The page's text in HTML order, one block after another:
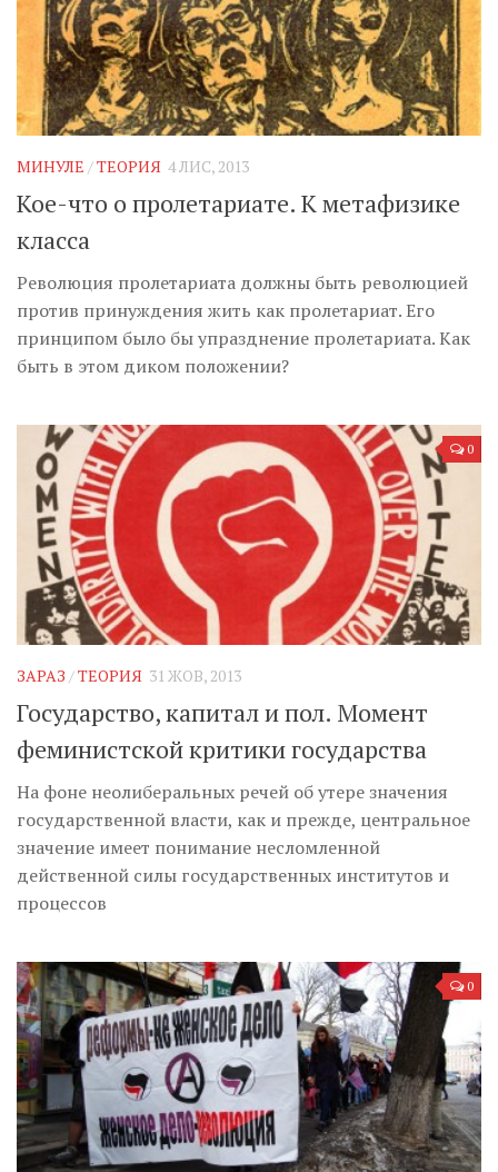
МИНУЛЕ /ТЕОРИЯ 4 ЛИС, 2013
Кое-что о пролетариате. К метафизике
класса
Революция пролетариата должны быть революцией
против принуждения жить как пролетариат. Его
принципом было бы упразднение пролетариата. Как
быть в этом диком положении?
0
ЗАРАЗ /ТЕОРИЯ 31 ЖОВ, 2013
Государство, капитал и пол. Момент
феминистской критики государства
На фоне неолиберальных речей об утере значения
государственной власти, как и прежде, центральное
значение имеет понимание несломленной
действенной силы государственных институтов и
процессов
0